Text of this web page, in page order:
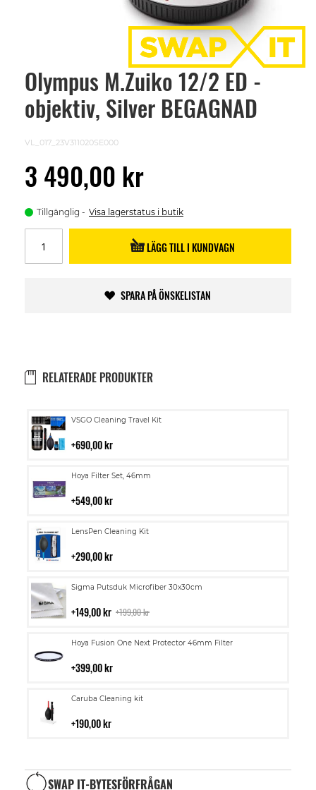
Olympus M.Zuiko 12/2 ED -
objektiv, Silver BEGAGNAD
VL_017_23V311020SE000
3 490,00 kr
Tillgänglig Visa lagerstatus i butik
LÄGG TILL I KUNDVAGN
SPARA PÅ ÖNSKELISTAN
RELATERADE PRODUKTER
VSGO Cleaning Travel Kit
690,00 kr
Lägg
i
Hoya Filter Set, 46mm
549,00 kr
Lägg
i
LensPen Cleaning Kit
290,00 kr
Lägg
i
Sigma Putsduk Microfiber 30x30cm
149,00 kr 199,00 kr
Lägg
i
Hoya Fusion One Next Protector 46mm Filter
399,00 kr
Lägg
i
Caruba Cleaning kit
190,00 kr
Lägg
i
SWAP IT-BYTESFÖRFRÅGAN
Skip
beginning
images